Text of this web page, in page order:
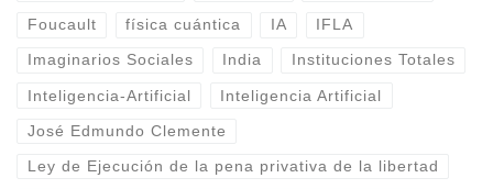
Foucault física cuántica IA IFLA
Imaginarios Sociales India Instituciones Totales
Inteligencia-Artificial Inteligencia Artificial
José Edmundo Clemente
Ley de Ejecución de la pena privativa de la libertad